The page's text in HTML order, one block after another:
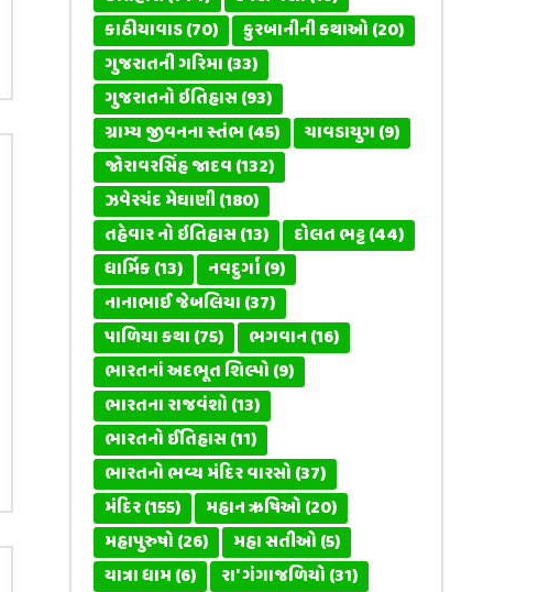
કાઠીયાવાડ(70) કુરબાનીની કથાઓ(20)
ગુજરાતની ગરિમા(33)
ગુજરાતનો ઇતિહાસ(93)
ગ્રામ્ય જીવનના સ્તંભ(45) ચાવડાયુગ(9)
જોરાવરસિંહ જાદવ(132)
ઝવેરચંદ મેઘાણી(180)
તહેવાર નો ઇતિહાસ(13) દોલત ભટ્ટ(44)
ધાર્મિક(13) નવદુર્ગા(9)
નાનાભાઈ જેબલિયા(37)
પાળિયા કથા(75) ભગવાન(16)
ભારતનાં અદભૂત શિલ્પો(9)
ભારતના રાજવંશો(13)
ભારતનો ઈતિહાસ(11)
ભારતનો ભવ્ય મંદિર વારસો(37)
મંદિર(155) મહાન ઋષિઓ(20)
મહાપુરુષો(26) મહા સતીઓ(5)
યાત્રા ધામ(6) રા' ગંગાજળિયો(31)